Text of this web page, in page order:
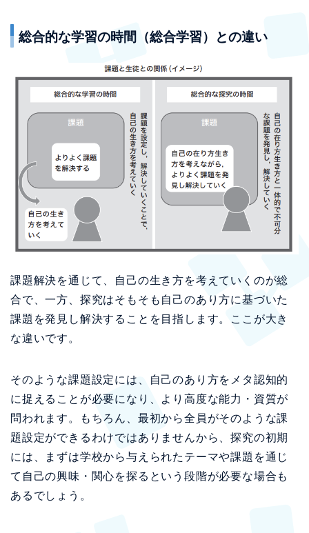
総合的な学習の時間（総合学習）との違い
課題解決を通じて、自己の生き方を考えていくのが総
合で、一方、探究はそもそも自己のあり方に基づいた
課題を発見し解決することを目指します。ここが大き
な違いです。
そのような課題設定には、自己のあり方をメタ認知的
に捉えることが必要になり、より高度な能力・資質が
問われます。もちろん、最初から全員がそのような課
題設定ができるわけではありませんから、探究の初期
には、まずは学校から与えられたテーマや課題を通じ
て自己の興味・関心を探るという段階が必要な場合も
あるでしょう。